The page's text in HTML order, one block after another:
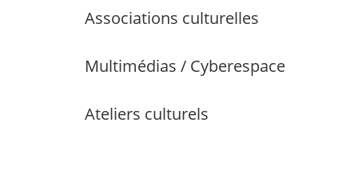
Associations culturelles
Multimédias / Cyberespace
Ateliers culturels